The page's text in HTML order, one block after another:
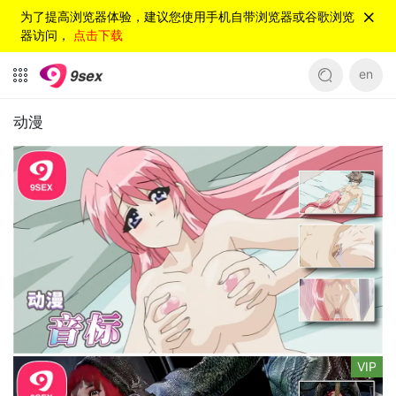
为了提高浏览器体验，建议您使用手机自带浏览器或谷歌浏览
器访问， 点击下载
en
动漫
VIP